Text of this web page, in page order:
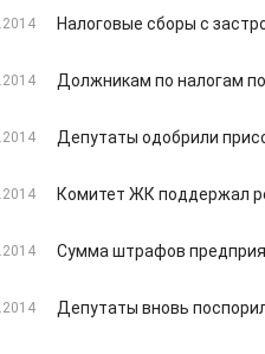
Налоговые сборы с
Должникам по налогам
Депутаты одобрили
Комитет ЖК поддержал
Сумма штрафов
Депутаты вновь